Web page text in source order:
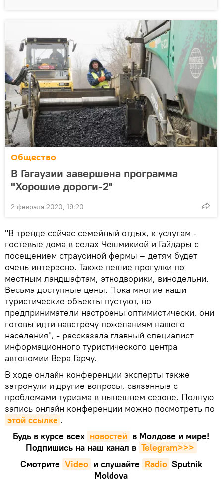
Общество
В Гагаузии завершена программа
"Хорошие дороги-2"
2 февраля 2020, 19:20
"В тренде сейчас семейный отдых, к услугам -
гостевые дома в селах Чешмикиой и Гайдары с
посещением страусиной фермы – детям будет
очень интересно. Также пешие прогулки по
местным ландшафтам, этнодворики, винодельни.
Весьма доступные цены. Пока многие наши
туристические объекты пустуют, но
предприниматели настроены оптимистически, они
готовы идти навстречу пожеланиям нашего
населения", - рассказала главный специалист
информационного туристического центра
автономии Вера Гарчу.
В ходе онлайн конференции эксперты также
затронули и другие вопросы, связанные с
проблемами туризма в нынешнем сезоне. Полную
запись онлайн конференции можно посмотреть по
этой ссылке .
Будь в курсе всех новостей в Молдове и мире!
Подпишись на наш канал в Telegram>>>
Смотрите Video и слушайте Radio Sputnik
Moldova